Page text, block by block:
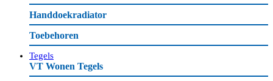
Handdoekradiator
Toebehoren
Tegels
VT Wonen Tegels